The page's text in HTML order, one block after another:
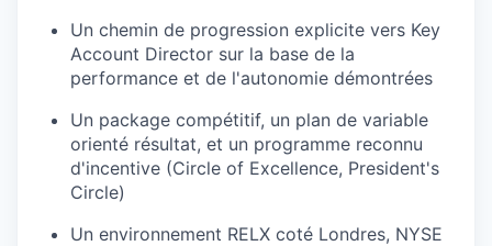
Un chemin de progression explicite vers Key
Account Director sur la base de la
performance et de l'autonomie démontrées
Un package compétitif, un plan de variable
orienté résultat, et un programme reconnu
d'incentive (Circle of Excellence, President's
Circle)
Un environnement RELX coté Londres, NYSE